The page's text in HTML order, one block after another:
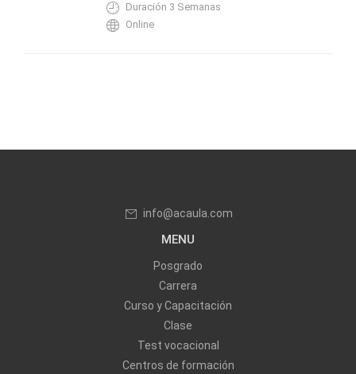
Duración 3 Semanas
Online
info@acaula.com
MENU
Posgrado
Carrera
Curso y Capacitación
Clase
Test vocacional
Centros de formación